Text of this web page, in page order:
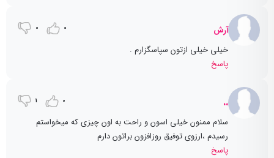
آرش 0
0
خیلی خیلی ازتون سپاسگزارم .
پاسخ
،، 0
1
سلام ممنون خیلی اسون و راحت به اون چیزی که میخواستم
رسیدم ،ارزوی توفیق روزافزون براتون دارم
پاسخ